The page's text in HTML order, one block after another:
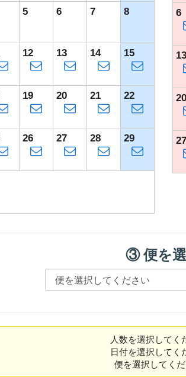
5 6 7 8
12 13 14 15
19 20 21 22
26 27 28 29
6
13
20
27
③ 便を
人数を選択してく
日付を選択してく
便を選択してくだ